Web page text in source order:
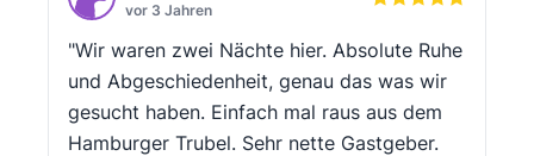
vor 3 Jahren
"Wir waren zwei Nächte hier. Absolute Ruhe
und Abgeschiedenheit, genau das was wir
gesucht haben. Einfach mal raus aus dem
Hamburger Trubel. Sehr nette Gastgeber.